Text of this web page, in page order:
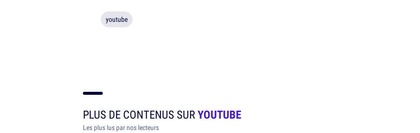
youtube
PLUS DE CONTENUS SURYOUTUBE
Les plus lus par nos lecteurs